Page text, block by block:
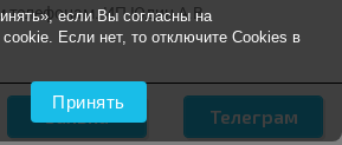
телефонам. ИП Юдин А.В.
Заявка Телеграм
если Вы согласны на
Если нет, то отключите Cookies в
Принять